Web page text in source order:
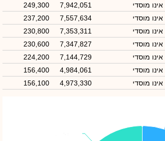
אינו מוסדי 7,942,051
249,300
אינו מוסדי 7,557,634
237,200
אינו מוסדי 7,353,311
230,800
אינו מוסדי 7,347,827
230,600
אינו מוסדי 7,144,729
224,200
אינו מוסדי 4,984,061
156,400
אינו מוסדי 4,973,330
156,100